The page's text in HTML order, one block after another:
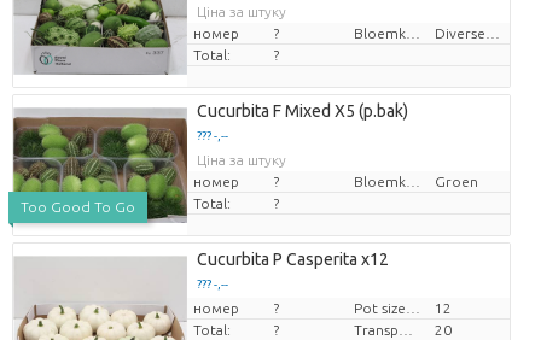
Ціна за штуку
номер
?
Total:
?
Too Good To Go
Cucurbita F Mixed X5 (p.bak)
??? -,--
Ціна за штуку
номер
?
Groen
Total:
?
Cucurbita P Casperita x12
??? -,--
Ціна за штуку
номер ?
12
Total:
? 20